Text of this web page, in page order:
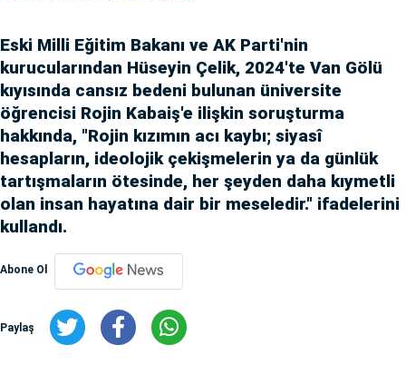
Eski Milli Eğitim Bakanı ve AK Parti'nin
kurucularından Hüseyin Çelik, 2024'te Van Gölü
kıyısında cansız bedeni bulunan üniversite
öğrencisi Rojin Kabaiş'e ilişkin soruşturma
hakkında, "Rojin kızımın acı kaybı; siyasî
hesapların, ideolojik çekişmelerin ya da günlük
tartışmaların ötesinde, her şeyden daha kıymetli
olan insan hayatına dair bir meseledir." ifadelerini
kullandı.
Abone Ol
Paylaş